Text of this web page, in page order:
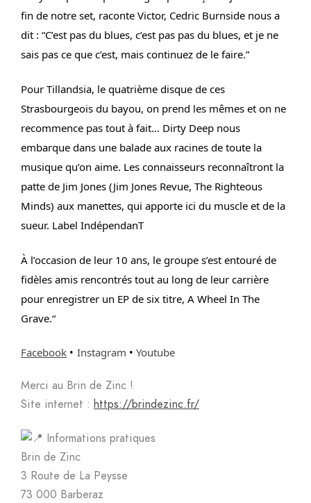
fin de notre set, raconte Victor, Cedric Burnside nous a
dit : “C’est pas du blues, c’est pas pas du blues, et je ne
sais pas ce que c’est, mais continuez de le faire.”
Pour Tillandsia, le quatrième disque de ces
Strasbourgeois du bayou, on prend les mêmes et on ne
recommence pas tout à fait… Dirty Deep nous
embarque dans une balade aux racines de toute la
musique qu’on aime. Les connaisseurs reconnaîtront la
patte de Jim Jones (Jim Jones Revue, The Righteous
Minds) aux manettes, qui apporte ici du muscle et de la
sueur. Label IndépendanT
À l’occasion de leur 10 ans, le groupe s’est entouré de
fidèles amis rencontrés tout au long de leur carrière
pour enregistrer un EP de six titre, A Wheel In The
Grave.“
Facebook • Instagram • Youtube
Merci au Brin de Zinc !
Site internet : https://brindezinc.fr/
Informations pratiques
Brin de Zinc
3 Route de La Peysse
73 000 Barberaz